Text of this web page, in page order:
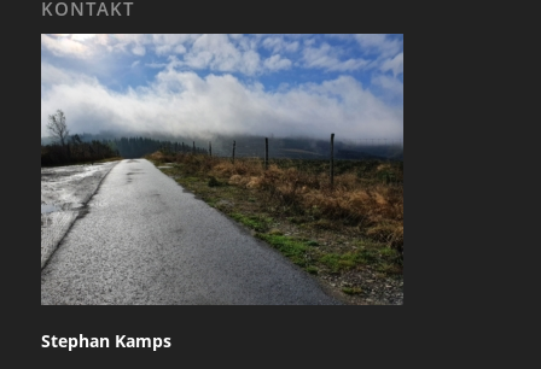
KONTAKT
Stephan Kamps